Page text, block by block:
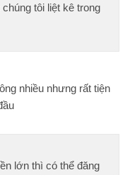
tôi liệt kê trong
nhiều nhưng rất tiện
lớn thì có thể đăng